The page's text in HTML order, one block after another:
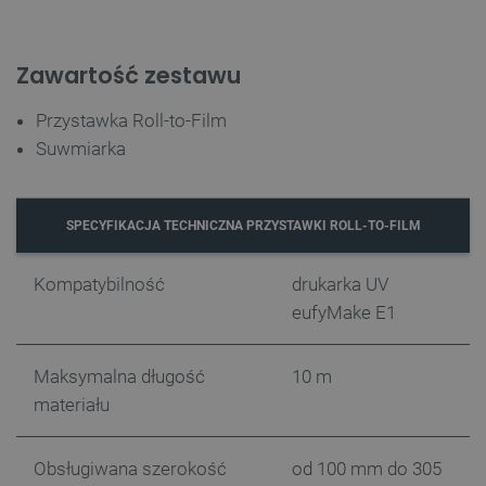
Zawartość zestawu
Przystawka Roll-to-Film
Suwmiarka
SPECYFIKACJA TECHNICZNA PRZYSTAWKI ROLL-TO-FILM
Kompatybilność
drukarka UV
eufyMake E1
Maksymalna długość
materiału
10 m
Obsługiwana szerokość od 100 mm do 305
_lb
VISITOR_PRIVACY_METADATA